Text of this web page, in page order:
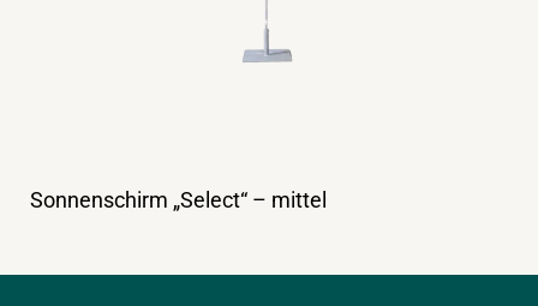
Sonnenschirm „Select“ – mittel